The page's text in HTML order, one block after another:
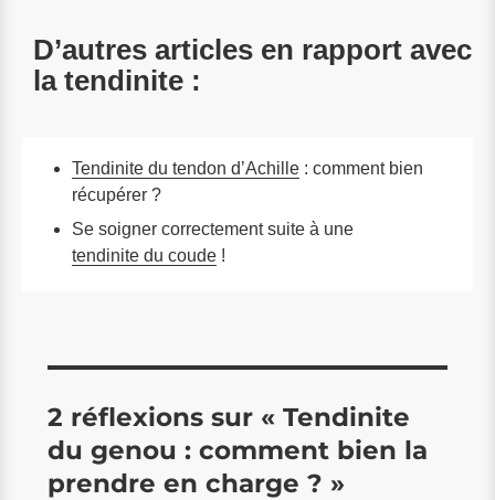
D’autres articles en rapport avec
la tendinite :
Tendinite du tendon d’Achille : comment bien
récupérer ?
Se soigner correctement suite à une
tendinite du coude !
2 réflexions sur « Tendinite
du genou : comment bien la
prendre en charge ? »